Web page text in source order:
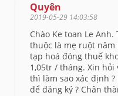
Quyên
2019-05-29 14:03:58
Chào Ke toan Le
thuộc là mẹ ruột năm
tạp hoá đóng thuế
1,05tr / tháng. Xin
thì làm sao xác định
để đăng ký ? Chân